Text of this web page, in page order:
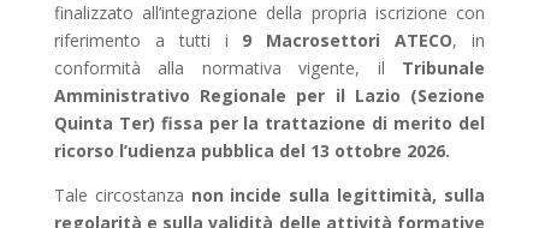
finalizzato all’integrazione della propria iscrizione con
riferimento a tutti i 9 Macrosettori ATECO, in
conformità alla normativa vigente, il Tribunale
Amministrativo Regionale per il Lazio (Sezione
Quinta Ter) fissa per la trattazione di merito del
ricorso l’udienza pubblica del 13 ottobre 2026.
Tale circostanza non incide sulla legittimità, sulla
regolarità e sulla validità delle attività formative